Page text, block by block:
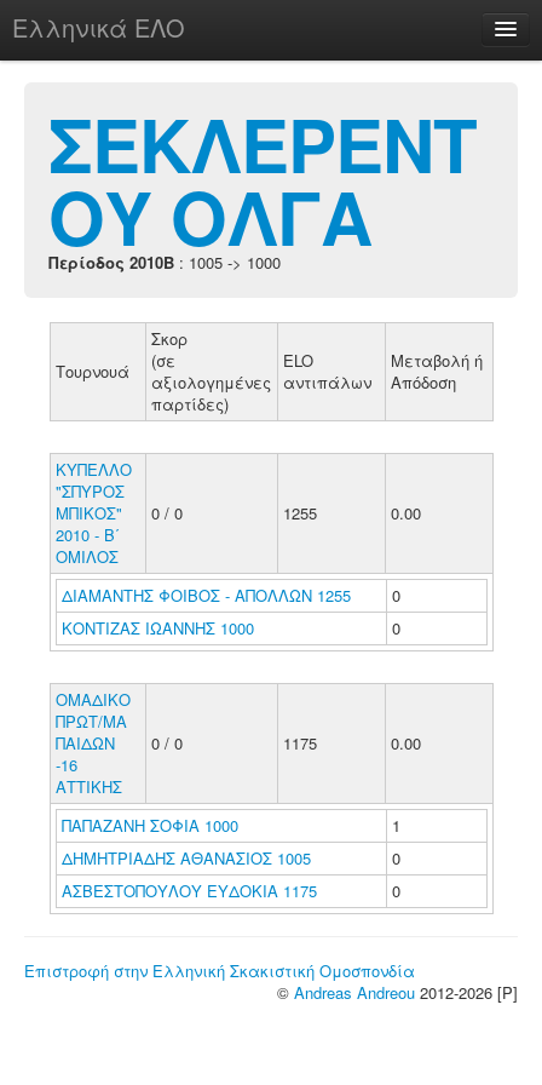
Ελληνικά ΕΛΟ
chesstu.be @ discord
Login
ΣΕΚΛΕΡΕΝΤ
ΟΥ ΟΛΓΑ
Περίοδος 2010B : 1005 -> 1000
Τουρνουά
Σκορ
(σε
αξιολογημένες
παρτίδες)
ELO
αντιπάλων
Μεταβολή ή
Απόδοση
ΚΥΠΕΛΛΟ
"ΣΠΥΡΟΣ
ΜΠΙΚΟΣ"
2010 - Β΄
ΟΜΙΛΟΣ
0 / 0 1255 0.00
ΔΙΑΜΑΝΤΗΣ ΦΟΙΒΟΣ - ΑΠΟΛΛΩΝ 1255
0
ΚΟΝΤΙΖΑΣ ΙΩΑΝΝΗΣ 1000
0
ΟΜΑΔΙΚΟ
ΠΡΩΤ/ΜΑ
ΠΑΙΔΩΝ
-16
ΑΤΤΙΚΗΣ
0 / 0 1175 0.00
ΠΑΠΑΖΑΝΗ ΣΟΦΙΑ 1000
1
ΔΗΜΗΤΡΙΑΔΗΣ ΑΘΑΝΑΣΙΟΣ 1005
0
ΑΣΒΕΣΤΟΠΟΥΛΟΥ ΕΥΔΟΚΙΑ 1175
0
Επιστροφή στην Ελληνική Σκακιστική Ομοσπονδία
© Andreas Andreou 2012-2026 [P]